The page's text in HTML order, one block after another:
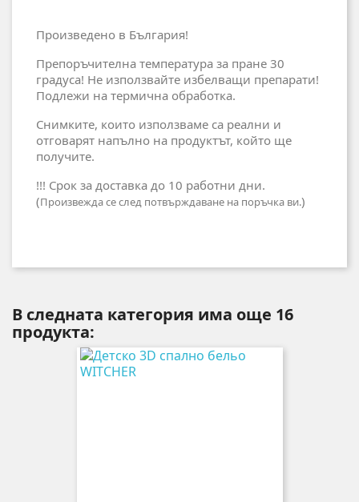
Произведено в България!
Препоръчителна температура за пране 30
градуса! Не използвайте избелващи препарати!
Подлежи на термична обработка.
Снимките, които използваме са реални и
отговарят напълно на продуктът, който ще
получите.
!!! Срок за доставка до 10 работни дни.
(Произвежда се след потвърждаване на поръчка ви.)
В следната категория има още 16
продукта: